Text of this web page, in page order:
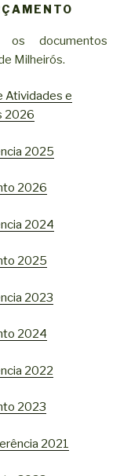
documentos
Milheirós.
Atividades e
2026
2025
2026
2024
2025
2023
2024
2022
2023
2021